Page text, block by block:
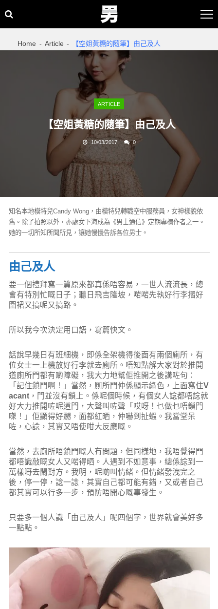
to
to
Home Article 【空姐黃糖的隨筆】由己及人
ARTICLE
【空姐黃糖的隨筆】由己及人
10/03/2017 0
知名本地模特兒Candy Wong，由模特兒轉職空中服務員，女神樣貌依
舊。除了拍照以外，亦處女下海成為《男士通信》定期專欄作者之一。
她的一切所知所聞所見，讓她慢慢告訴各位男士。
由己及人
要一個禮拜寫一篇原來都真係唔容易，一世人流流長，總
會有特別忙嘅日子；聽日飛吉隆坡，啱啱先執好行李摺好
圍裙又搞呢又搞路。
所以我今次決定用口語，寫篇快文。
話說早幾日有班細機，即係全架機得後面有兩個廁所，有
位女士一上機放好行李就去廁所。唔知點解大家對於推開
道廁所門都有啲障礙，我大力地幫佢推開之後講咗句：
「記住鎖門啊！」當然，厠所門仲係顯示綠色，上面寫住V
acant，門並沒有鎖上。係呢個時候，有個女人諗都唔諗就
好大力推開咗呢道門，大聲叫咗聲「哎呀！乜做乜唔鎖門
㗎！」佢顯得好嬲，面都紅晒，仲嚇到扯蝦。我當堂呆
咗，心諗，其實又唔使咁大反應嘅。
當然，去廁所唔鎖門嘅人有問題，但同樣地，我唔覺得門
都唔識敲嘅女人又啱得晒。人遇到不如意事，總係諗到一
萬樣嘢去鬧對方。我明，呢啲叫情緒。但情緒發洩完之
後，停一停，諗一諗，其實自己都可能有錯，又或者自己
都其實可以行多一步，預防唔開心嘅事發生。
只要多一個人識「由己及人」呢四個字，世界就會美好多
一點點。